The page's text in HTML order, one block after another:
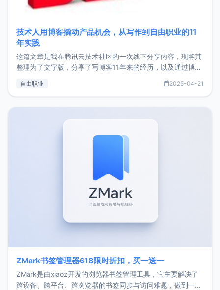
技术人用博客撬动产品机会，从写作到自由职业的11
年实践
这篇文章是我在腾讯云技术社区的一次线下分享内容，现将其
整理为了文字版，分享了写博客11年来的经历，以及通过博客
了我的首个产品ImgURL的真实数据和产品现状。自我介绍大
自由职业 2025-04-21
ZMark书签管理器618限时折扣，买一送一
ZMark是由xiaoz开发的浏览器书签管理工具，它主要解决了
跨设备、跨平台、跨浏览器的书签同步与访问难题，做到一处